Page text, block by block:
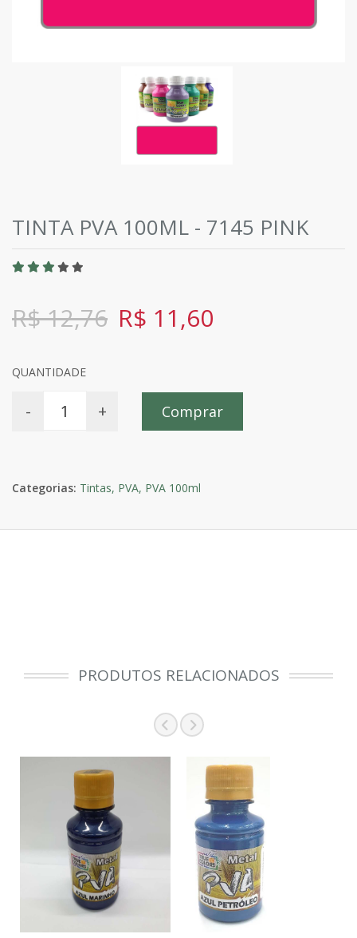
TINTA PVA 100ML - 7145 PINK
R$ 12,76 R$ 11,60
QUANTIDADE
- + Comprar
Categorias: Tintas, PVA, PVA 100ml
PRODUTOS RELACIONADOS